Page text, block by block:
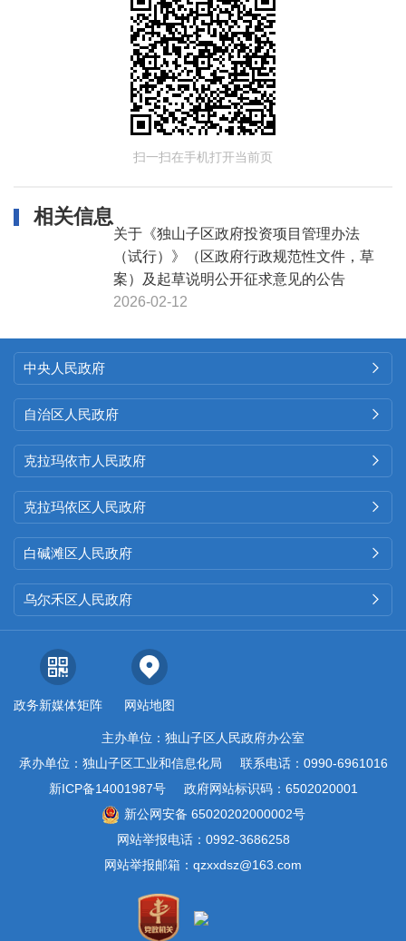
扫一扫在手机打开当前页
相关信息
关于《独山子区政府投资项目管理办法
（试行）》（区政府行政规范性文件，草
案）及起草说明公开征求意见的公告
2026-02-12
中央人民政府 
自治区人民政府 
克拉玛依市人民政府 
克拉玛依区人民政府 
白碱滩区人民政府 
乌尔禾区人民政府 
政务新媒体矩阵 网站地图
主办单位：独山子区人民政府办公室
承办单位：独山子区工业和信息化局
联系电话：0990-6961016
新ICP备14001987号
政府网站标识码：6502020001
新公网安备 65020202000002号
网站举报电话：0992-3686258
网站举报邮箱：qzxxdsz@163.com